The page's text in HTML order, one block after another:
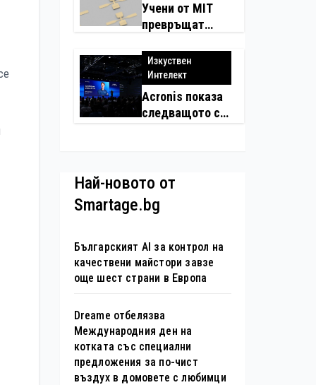
Учени от MIT
превръщат
надеждни
електронни
устройства
Изкуствен
Интелект
Acronis показа
следващото си
Най-новото от
Smartage.bg
Българският AI за контрол на
качествени майстори завзе
още шест страни в Европа
Dreame отбелязва
Международния ден на
котката със специални
предложения за по-чист
въздух в домовете с любимци